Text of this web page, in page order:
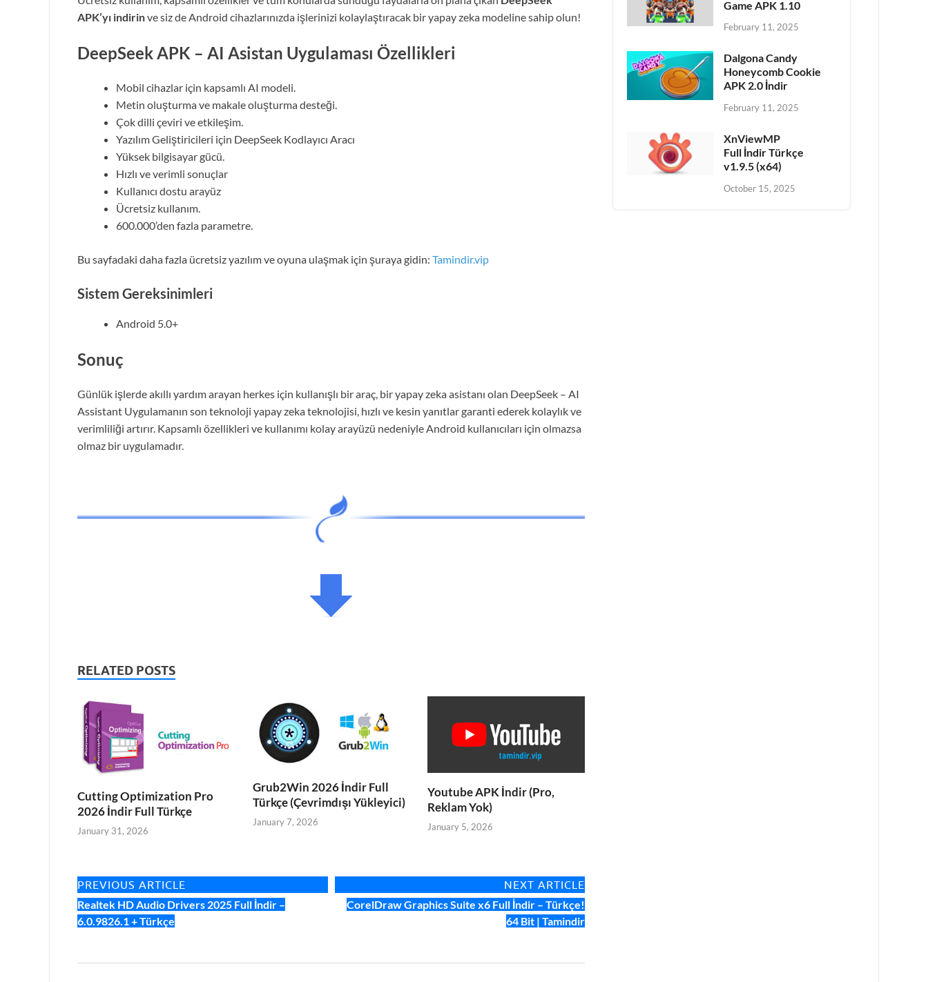
APK’yı indirinve siz de Android cihazlarınızda işlerinizi kolaylaştıracak bir yapay zeka modeline sahip olun!
DeepSeek APK – AI Asistan Uygulaması Özellikleri
Mobil cihazlar için kapsamlı AI modeli.
Metin oluşturma ve makale oluşturma desteği.
Çok dilli çeviri ve etkileşim.
Yazılım Geliştiricileri için DeepSeek Kodlayıcı Aracı
Yüksek bilgisayar gücü.
Hızlı ve verimli sonuçlar
Kullanıcı dostu arayüz
Ücretsiz kullanım.
600.000’den fazla parametre.
Bu sayfadaki daha fazla ücretsiz yazılım ve oyuna ulaşmak için şuraya gidin: Tamindir.vip
Sistem Gereksinimleri
Android 5.0+
Sonuç
Günlük işlerde akıllı yardım arayan herkes için kullanışlı bir araç, bir yapay zeka asistanı olan DeepSeek – AI
Assistant Uygulamanın son teknoloji yapay zeka teknolojisi, hızlı ve kesin yanıtlar garanti ederek kolaylık ve
verimliliği artırır. Kapsamlı özellikleri ve kullanımı kolay arayüzü nedeniyle Android kullanıcıları için olmazsa
olmaz bir uygulamadır.
RELATED POSTS
Cutting Optimization Pro
2026 İndir Full Türkçe
January 31, 2026
Grub2Win 2026 İndir Full
Türkçe (Çevrimdışı Yükleyici)
January 7, 2026
Youtube APK İndir (Pro,
Reklam Yok)
January 5, 2026
PREVIOUS ARTICLE
Realtek HD Audio Drivers 2025 Full İndir –
6.0.9826.1 + Türkçe
NEXT ARTICLE
CorelDraw Graphics Suite x6 Full İndir – Türkçe!
64 Bit | Tamindir
Game APK 1.10
February 11, 2025
Dalgona Candy
Honeycomb Cookie
APK 2.0 İndir
February 11, 2025
XnViewMP
Full İndir Türkçe
v1.9.5 (x64)
October 15, 2025